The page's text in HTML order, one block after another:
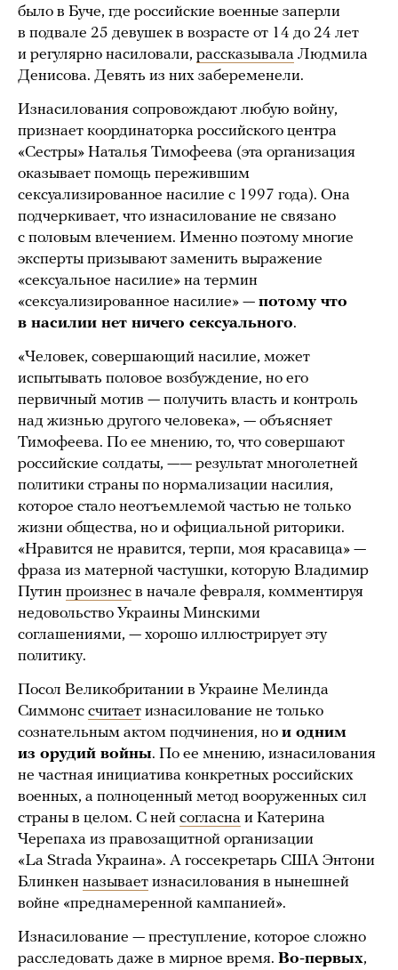
было в Буче, где российские военные заперли
в подвале 25 девушек в возрасте от 14 до 24 лет
и регулярно насиловали, рассказывала Людмила
Денисова. Девять из них забеременели.
Изнасилования сопровождают любую войну,
признает координаторка российского центра
«Сестры» Наталья Тимофеева (эта организация
оказывает помощь пережившим
сексуализированное насилие с 1997 года). Она
подчеркивает, что изнасилование не связано
с половым влечением. Именно поэтому многие
эксперты призывают заменить выражение
«сексуальное насилие» на термин
«сексуализированное насилие» — потому что
в насилии нет ничего сексуального.
«Человек, совершающий насилие, может
испытывать половое возбуждение, но его
первичный мотив — получить власть и контроль
над жизнью другого человека», — объясняет
Тимофеева. По ее мнению, то, что совершают
российские солдаты, —— результат многолетней
политики страны по нормализации насилия,
которое стало неотъемлемой частью не только
жизни общества, но и официальной риторики.
«Нравится не нравится, терпи, моя красавица» —
фраза из матерной частушки, которую Владимир
Путин произнес в начале февраля, комментируя
недовольство Украины Минскими
соглашениями, — хорошо иллюстрирует эту
политику.
Посол Великобритании в Украине Мелинда
Симмонс считает изнасилование не только
сознательным актом подчинения, но и одним
из орудий войны. По ее мнению, изнасилования
не частная инициатива конкретных российских
военных, а полноценный метод вооруженных сил
страны в целом. С ней согласна и Катерина
Черепаха из правозащитной организации
«La Strada Украина». А госсекретарь США Энтони
Блинкен называет изнасилования в нынешней
войне «преднамеренной кампанией».
Изнасилование — преступление, которое сложно
расследовать даже в мирное время. Во-первых,